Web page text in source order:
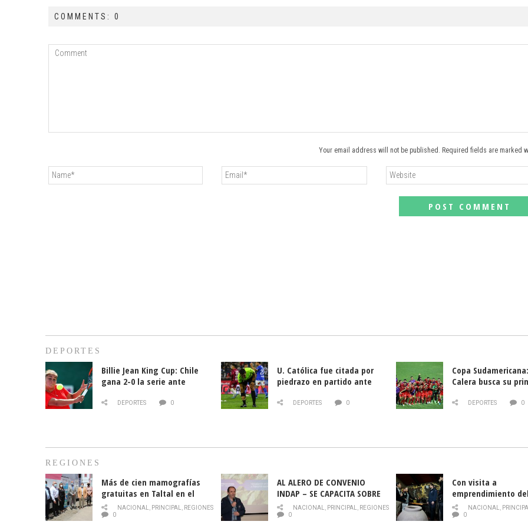
COMMENTS: 0
Your email address will not be published. Required fields are marked
DEPORTES
Billie Jean King Cup: Chile
gana 2-0 la serie ante
DEPORTES 0
U. Católica fue citada por
piedrazo en partido ante
DEPORTES 0
Copa
Calera busca su
DEPORTES 0
REGIONES
Más de cien mamografías
gratuitas en Taltal en el
mes de la prevención del
cáncer de mama
NACIONAL, PRINCIPAL, REGIONES
0
AL ALERO DE CONVENIO
INDAP – SE CAPACITA SOBRE
PLAGA DROSOPHILA SUZUKII
NACIONAL, PRINCIPAL, REGIONES
0
Con visita a
emprendimiento
y llamado al
historia campesina
NACIONAL,
0